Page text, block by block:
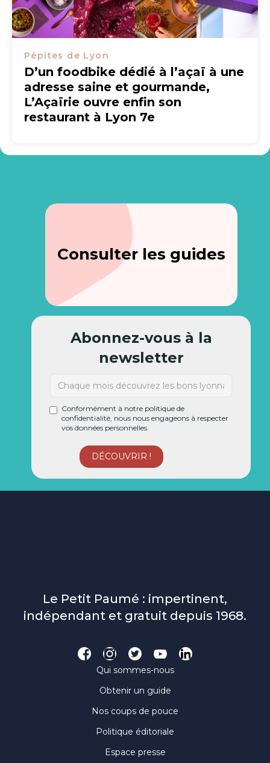
Pépites de Lyon
D’un foodbike dédié à l’açaï à une
adresse saine et gourmande,
L’Açaïrie ouvre enfin son
restaurant à Lyon 7e
Consulter les guides
Abonnez-vous à la
newsletter
Conformément à notre politique de
confidentialité, nous nous engageons à respecter
vos données personnelles.
Le Petit Paumé : impertinent,
indépendant et gratuit depuis 1968.
Qui sommes-nous
Obtenir un guide
Nos coups de pouce
Politique éditoriale
Espace presse